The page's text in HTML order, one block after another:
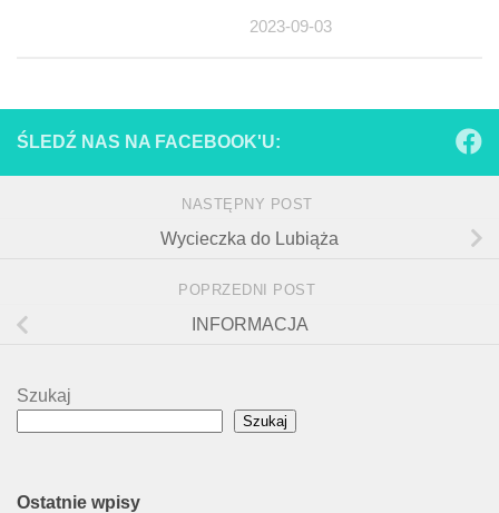
2023-09-03
ŚLEDŹ NAS NA FACEBOOK'U:
NASTĘPNY POST
Wycieczka do Lubiąża
POPRZEDNI POST
INFORMACJA
Szukaj
Szukaj
Ostatnie wpisy